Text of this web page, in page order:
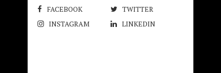
FACEBOOK
TWITTER
INSTAGRAM
LINKEDIN